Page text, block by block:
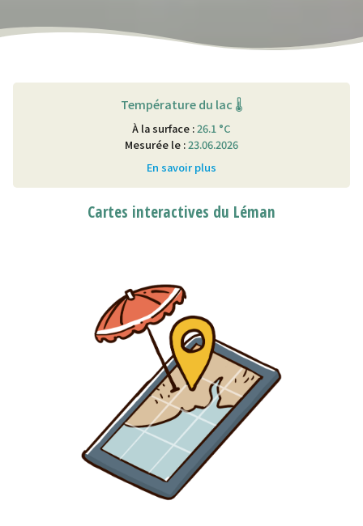
Température du lac 🌡
À la surface :26.1 °C
Mesurée le :23.06.2026
En savoir plus
Cartes interactives du Léman